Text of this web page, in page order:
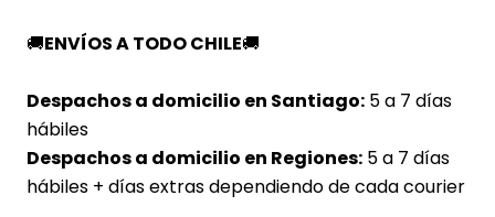
🚚ENVÍOS A TODO CHILE🚚
Despachos a domicilio en Santiago: 5 a 7 días
hábiles
Despachos a domicilio en Regiones: 5 a 7 días
hábiles + días extras dependiendo de cada courier